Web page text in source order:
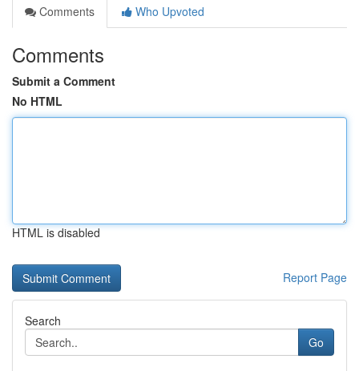
Comments
Who Upvoted
Comments
Submit a Comment
No HTML
HTML is disabled
Report Page
Search
Go